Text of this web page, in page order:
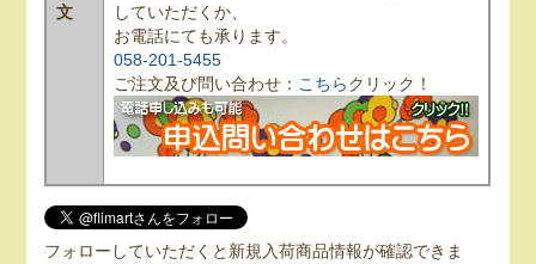
文
していただくか、
お電話にても承ります。
058-201-5455
ご注文及び問い合わせ： こちらクリック！
フォローしていただくと新規入荷商品情報が確認できま